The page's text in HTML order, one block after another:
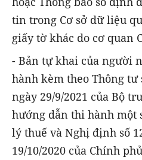
tin trong Cơ sở dữ liệu
giấy tờ khác do cơ quan
- Bản tự khai của người
hành kèm theo Thông tư
ngày 29/9/2021 của Bộ
hướng dẫn thi hành một
lý thuế và Nghị định số
19/10/2020 của Chính